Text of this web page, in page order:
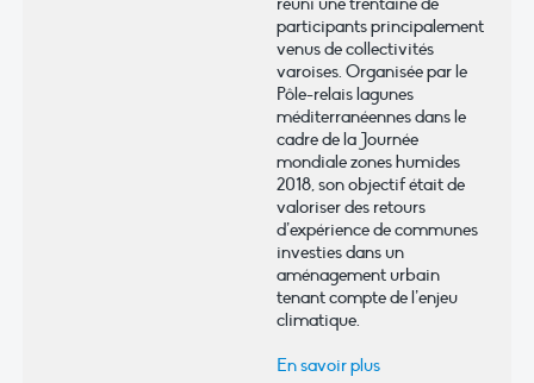
participants principalement
venus de collectivités
varoises. Organisée par le
Pôle-relais lagunes
méditerranéennes dans le
cadre de la Journée
mondiale zones humides
2018, son objectif était de
valoriser des retours
d’expérience de communes
investies dans un
aménagement urbain
tenant compte de l’enjeu
climatique.
En savoir plus